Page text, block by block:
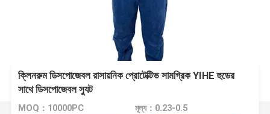
ক্লিনরুম ডিসপোজেবল রাসায়নিক প্রোটেক্টিভ সামগ্রিক YIHE হুডের
সাথে ডিসপোজেবল স্যুট
MOQ：10000PC মূল্য：0.23-0.5